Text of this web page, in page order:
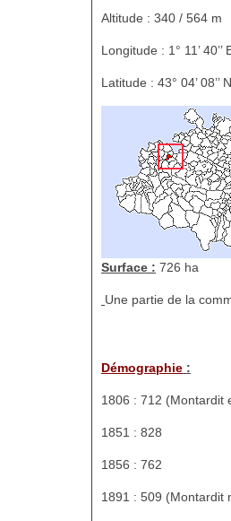
Altitude : 340 / 564 m
Longitude : 1° 11’ 40’’
Latitude : 43° 04’ 08’’ N
Surface : 726 ha
Une partie de la
Démographie :
1806 : 712 (Montardit
1851 : 828
1856 : 762
1891 : 509 (Montardit